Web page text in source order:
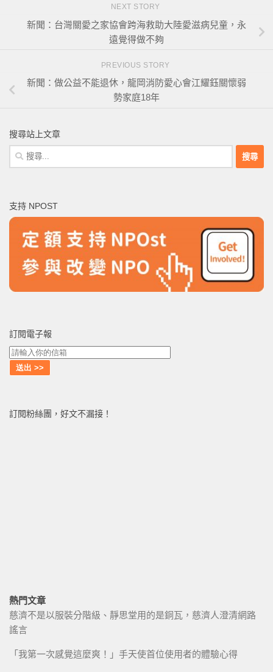
NEXT STORY
新聞：台灣關愛之家協會跨海救助大陸愛滋病兒童，永
遠覺得做不夠
PREVIOUS STORY
新聞：做公益不能退休，龍岡消防愛心會江耀鈺關懷弱
勢家庭18年
搜尋站上文章
搜
尋
字:
支持 NPOST
訂閱電子報
訂閱粉絲團，好文不漏接！
熱門文章
慈濟不是以服裝分階級、靜思堂用的是銅瓦，慈濟人澄清網路
謠言
「我第一次感覺這麼爽！」手天使首位使用者的體驗心得